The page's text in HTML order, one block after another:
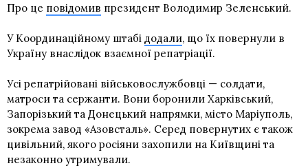
Про це повідомив президент Володимир Зеленський.
У Координаційному штабі додали, що їх повернули в
Україну внаслідок взаємної репатріації.
Усі репатрійовані військовослужбовці — солдати,
матроси та сержанти. Вони боронили Харківський,
Запорізький та Донецький напрямки, місто Маріуполь,
зокрема завод «Азовсталь». Серед повернутих є також
цивільний, якого росіяни захопили на Київщині та
незаконно утримували.